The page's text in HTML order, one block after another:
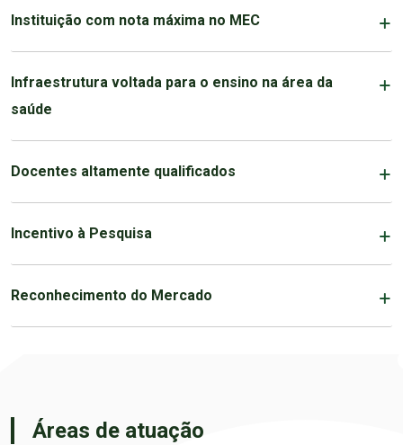
Instituição com nota máxima no MEC
Infraestrutura voltada para o ensino na área da
saúde
Docentes altamente qualificados
Incentivo à Pesquisa
Reconhecimento do Mercado
Áreas de atuação